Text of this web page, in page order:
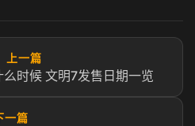
上一篇
时候 文明7发售日期一览
一篇